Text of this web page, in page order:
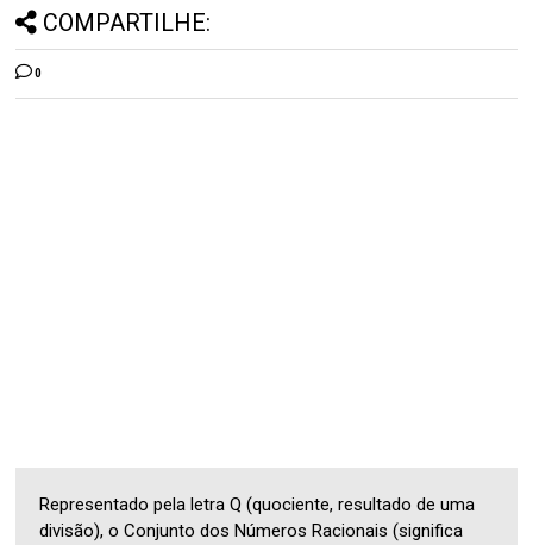
COMPARTILHE:
0
Representado pela letra Q (quociente, resultado de uma
divisão), o Conjunto dos Números Racionais (significa